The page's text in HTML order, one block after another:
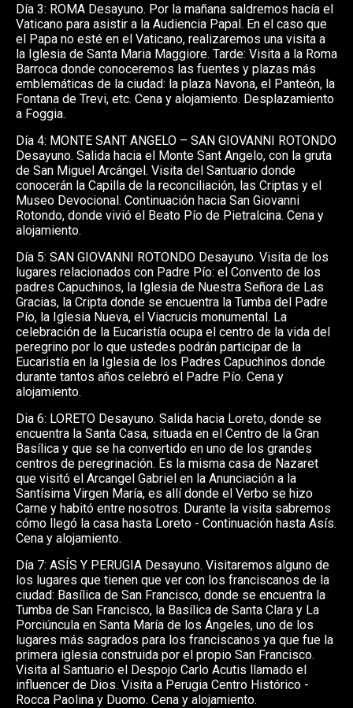
Día 3: ROMA Desayuno. Por la mañana saldremos hacía el
Vaticano para asistir a la Audiencia Papal. En el caso que
el Papa no esté en el Vaticano, realizaremos una visita a
la Iglesia de Santa Maria Maggiore. Tarde: Visita a la Roma
Barroca donde conoceremos las fuentes y plazas más
emblemáticas de la ciudad: la plaza Navona, el Panteón, la
Fontana de Trevi, etc. Cena y alojamiento. Desplazamiento
a Foggia.
Día 4: MONTE SANT ANGELO – SAN GIOVANNI ROTONDO
Desayuno. Salida hacia el Monte Sant Angelo, con la gruta
de San Miguel Arcángel. Visita del Santuario donde
conocerán la Capilla de la reconciliación, las Criptas y el
Museo Devocional. Continuación hacia San Giovanni
Rotondo, donde vivió el Beato Pío de Pietralcina. Cena y
alojamiento.
Día 5: SAN GIOVANNI ROTONDO Desayuno. Visita de los
lugares relacionados con Padre Pío: el Convento de los
padres Capuchinos, la Iglesia de Nuestra Señora de Las
Gracias, la Cripta donde se encuentra la Tumba del Padre
Pío, la Iglesia Nueva, el Viacrucis monumental. La
celebración de la Eucaristía ocupa el centro de la vida del
peregrino por lo que ustedes podrán participar de la
Eucaristía en la Iglesia de los Padres Capuchinos donde
durante tantos años celebró el Padre Pío. Cena y
alojamiento.
Dia 6: LORETO Desayuno. Salida hacia Loreto, donde se
encuentra la Santa Casa, situada en el Centro de la Gran
Basílica y que se ha convertido en uno de los grandes
centros de peregrinación. Es la misma casa de Nazaret
que visitó el Arcangel Gabriel en la Anunciación a la
Santísima Virgen María, es allí donde el Verbo se hizo
Carne y habitó entre nosotros. Durante la visita sabremos
cómo llegó la casa hasta Loreto - Continuación hasta Asís.
Cena y alojamiento.
Día 7: ASÍS Y PERUGIA Desayuno. Visitaremos alguno de
los lugares que tienen que ver con los franciscanos de la
ciudad: Basílica de San Francisco, donde se encuentra la
Tumba de San Francisco, la Basílica de Santa Clara y La
Porciúncula en Santa María de los Ángeles, uno de los
lugares más sagrados para los franciscanos ya que fue la
primera iglesia construida por el propio San Francisco.
Visita al Santuario el Despojo Carlo Acutis llamado el
influencer de Dios. Visita a Perugia Centro Histórico -
Rocca Paolina y Duomo. Cena y alojamiento.